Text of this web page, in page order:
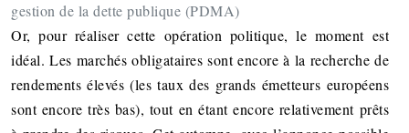
gestion de la dette publique (PDMA)
Or, pour réaliser cette opération politique, le moment est
idéal. Les marchés obligataires sont encore à la recherche de
rendements élevés (les taux des grands émetteurs européens
sont encore très bas), tout en étant encore relativement prêts